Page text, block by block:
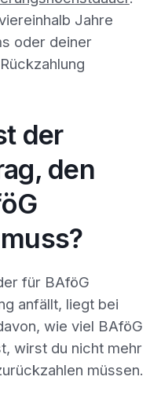
Jahre
oder deiner
der
den
für BAföG
anfällt, liegt bei
wie viel BAföG
wirst du nicht mehr
müssen.